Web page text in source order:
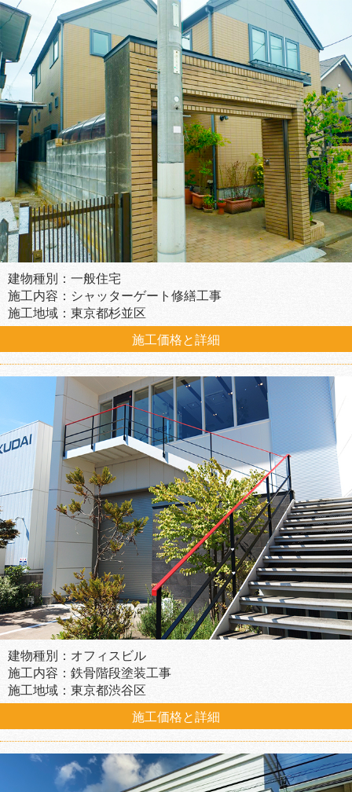
建物種別：一般住宅
施工内容：シャッターゲート修繕工事
施工地域：東京都杉並区
施工価格と詳細
建物種別：オフィスビル
施工内容：鉄骨階段塗装工事
施工地域：東京都渋谷区
施工価格と詳細